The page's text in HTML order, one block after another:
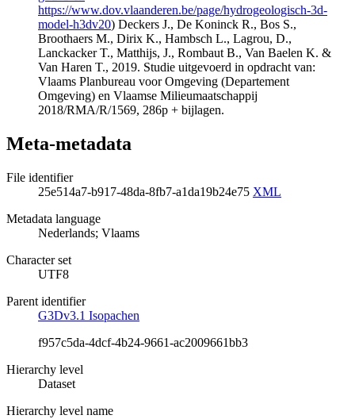
https://www.dov.vlaanderen.be/page/hydrogeologisch-3d-
model-h3dv20) Deckers J., De Koninck R., Bos S.,
Broothaers M., Dirix K., Hambsch L., Lagrou, D.,
Lanckacker T., Matthijs, J., Rombaut B., Van Baelen K. &
Van Haren T., 2019. Studie uitgevoerd in opdracht van:
Vlaams Planbureau voor Omgeving (Departement
Omgeving) en Vlaamse Milieumaatschappij
2018/RMA/R/1569, 286p + bijlagen.
Meta-metadata
File identifier
25e514a7-b917-48da-8fb7-a1da19b24e75 XML
Metadata language
Nederlands; Vlaams
Character set
UTF8
Parent identifier
G3Dv3.1 Isopachen
f957c5da-4dcf-4b24-9661-ac2009661bb3
Hierarchy level
Dataset
Hierarchy level name